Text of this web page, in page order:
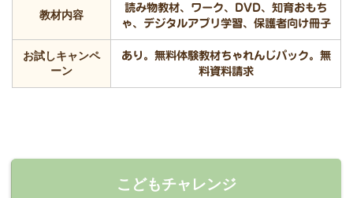
教材内容
読み物教材、ワーク、DVD、知育おもち
ゃ、デジタルアプリ学習、保護者向け冊子
お試しキャンペ
ーン
あり。無料体験教材ちゃれんじパック。無
料資料請求
こどもチャレンジ